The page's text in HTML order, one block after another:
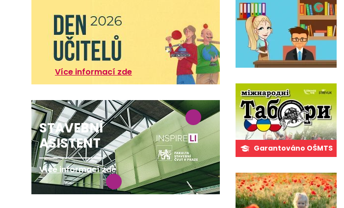
Garantováno OŠMTS
Více informací zde
STAVEBNÍ
ASISTENT
Více informací zde